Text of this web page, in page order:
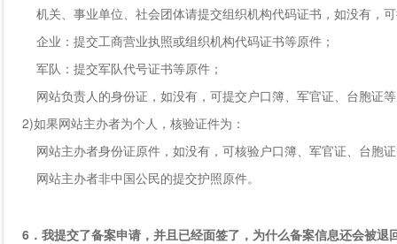
机关、事业单位、社会团体请提交组织机构代码证书，如没有，
企业：提交工商营业执照或组织机构代码证书等原件；
军队：提交军队代号证书等原件；
网站负责人的身份证，如没有，可提交户口簿、军官证、台胞证
2)如果网站主办者为个人，核验证件为：
网站主办者身份证原件，如没有，可核验户口簿、军官证、台胞
网站主办者非中国公民的提交护照原件。
6．我提交了备案申请，并且已经面签了，为什么备案信息还会被退